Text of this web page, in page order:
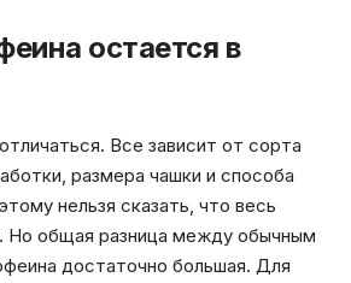
остается в
Все зависит от сорта
размера чашки и способа
нельзя сказать, что весь
Но общая разница между обычным
достаточно большая. Для